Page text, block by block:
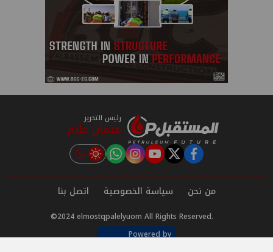
رئيس التحرير
عثمان علام
facebook
twitter
youtube
instagram
tiktok
من نحن سياسة الخصوصية اتصل بنا
©2024 elmostqpalelyuom All Rights Reserved.
Powered by